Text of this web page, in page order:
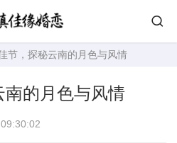
节，探秘云南的月色与风情
的月色与风情